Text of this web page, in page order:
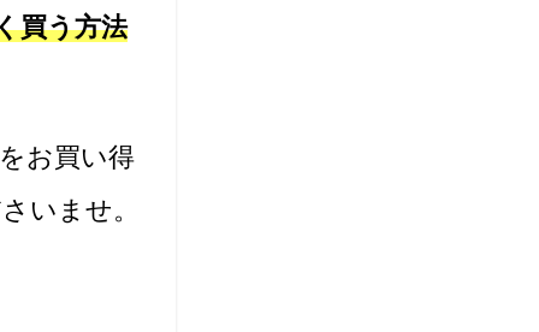
買う方法
をお買い得
いませ。